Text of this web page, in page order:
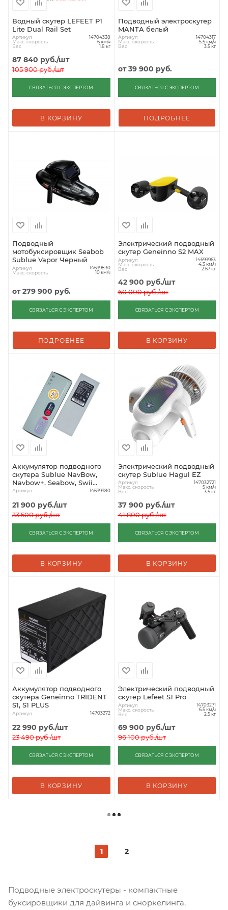
Водный скутер LEFEET P1
Lite Dual Rail Set
Артикул 14704338
Макс. скорость 6 км/ч
Вес 1.8 кг
87 840 руб./шт
105 900руб./шт
СВЯЗАТЬСЯ С ЭКСПЕРТОМ
В КОРЗИНУ
Подводный электроскутер
MANTA белый
Артикул 14704317
Макс. скорость 5.5 км/ч
Вес 3.5 кг
от39 900 руб.
СВЯЗАТЬСЯ С ЭКСПЕРТОМ
ПОДРОБНЕЕ
Подводный
мотобуксировщик Seabob
Sublue Vapor Черный
Артикул 14699830
Макс. скорость 10 км/ч
от279 900 руб.
СВЯЗАТЬСЯ С ЭКСПЕРТОМ
ПОДРОБНЕЕ
Электрический подводный
скутер Geneinno S2 MAX
Артикул 14699963
Макс. скорость 4.3 км/ч
Вес 2.67 кг
42 900 руб./шт
60 000руб./шт
СВЯЗАТЬСЯ С ЭКСПЕРТОМ
В КОРЗИНУ
Аккумулятор подводного
скутера Sublue NavBow,
Navbow+, Seabow, Swii
158Wh
Артикул 14699980
21 900 руб./шт
33 500руб./шт
СВЯЗАТЬСЯ С ЭКСПЕРТОМ
В КОРЗИНУ
Электрический подводный
скутер Sublue Hagul EZ
Артикул 147032721
Макс. скорость 5 км/ч
Вес 3.5 кг
37 900 руб./шт
41 800руб./шт
СВЯЗАТЬСЯ С ЭКСПЕРТОМ
В КОРЗИНУ
Аккумулятор подводного
скутера Geneinno TRIDENT
S1, S1 PLUS
Артикул 14703272
22 990 руб./шт
23 490руб./шт
СВЯЗАТЬСЯ С ЭКСПЕРТОМ
В КОРЗИНУ
Электрический подводный
скутер Lefeet S1 Pro
Артикул 14703271
Макс. скорость 6.5 км/ч
Вес 2.5 кг
69 900 руб./шт
96 100руб./шт
СВЯЗАТЬСЯ С ЭКСПЕРТОМ
В КОРЗИНУ
1 2
Подводные электроскутеры - компактные
буксировщики для дайвинга и сноркелинга,